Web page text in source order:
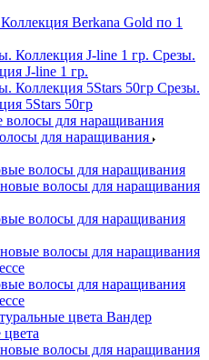
Berkana Gold по 1
Срезы.
J-line 1 гр.
Срезы.
5Stars 50гр
для наращивания
волосы для наращивания
волосы для наращивания
волосы для наращивания
Вандер